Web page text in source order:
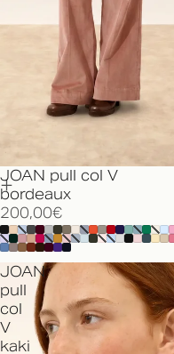
JOAN pull col V
bordeaux
200,00€
JOAN
pull
col
V
kaki